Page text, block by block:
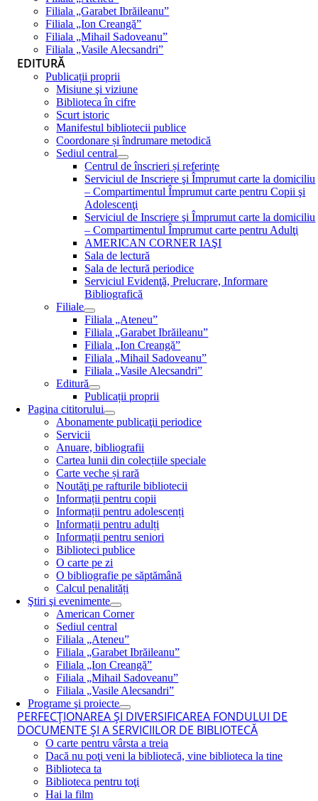
Filiala „Garabet Ibrăileanu”
Filiala „Ion Creangă”
Filiala „Mihail Sadoveanu”
Filiala „Vasile Alecsandri”
EDITURĂ
Publicații proprii
Misiune şi viziune
Biblioteca în cifre
Scurt istoric
Manifestul bibliotecii publice
Coordonare și îndrumare metodică
Sediul central
Centrul de înscrieri și referințe
Serviciul de Inscriere şi Împrumut carte la domiciliu
– Compartimentul Împrumut carte pentru Copii şi
Adolescenţi
Serviciul de Inscriere şi Împrumut carte la domiciliu
– Compartimentul Împrumut carte pentru Adulţi
AMERICAN CORNER IAŞI
Sala de lectură
Sala de lectură periodice
Serviciul Evidenţă, Prelucrare, Informare
Bibliografică
Filiale
Filiala „Ateneu”
Filiala „Garabet Ibrăileanu”
Filiala „Ion Creangă”
Filiala „Mihail Sadoveanu”
Filiala „Vasile Alecsandri”
Editură
Publicații proprii
Pagina cititorului
Abonamente publicaţii periodice
Servicii
Anuare, bibliografii
Cartea lunii din colecțiile speciale
Carte veche și rară
Noutăţi pe rafturile bibliotecii
Informații pentru copii
Informații pentru adolescenți
Informații pentru adulți
Informații pentru seniori
Biblioteci publice
O carte pe zi
O bibliografie pe săptămână
Calcul penalități
Ştiri şi evenimente
American Corner
Sediul central
Filiala „Ateneu”
Filiala „Garabet Ibrăileanu”
Filiala „Ion Creangă”
Filiala „Mihail Sadoveanu”
Filiala „Vasile Alecsandri”
Programe şi proiecte
PERFECŢIONAREA ŞI DIVERSIFICAREA FONDULUI DE
DOCUMENTE ŞI A SERVICIILOR DE BIBLIOTECĂ
O carte pentru vârsta a treia
Dacă nu poţi veni la bibliotecă, vine biblioteca la tine
Biblioteca ta
Biblioteca pentru toţi
Hai la film